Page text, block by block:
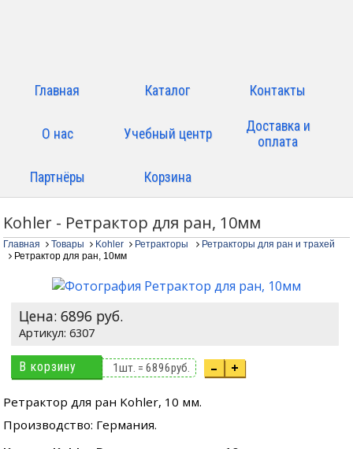
Главная Каталог Контакты
О нас Учебный центр
Доставка и
оплата
Партнёры Корзина
Kohler - Ретрактор для ран, 10мм
Главная Товары Kohler Ретракторы
Ретракторы для ран и трахей
Ретрактор для ран, 10мм
Цена:6896 руб.
6307
В корзину 1шт. =6896руб. – +
Ретрактор для ран Kohler, 10 мм.
Производство: Германия.